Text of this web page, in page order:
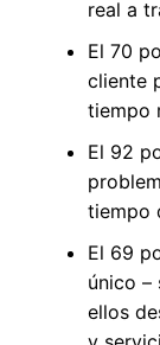
real a
El 70
cliente
tiempo
El 92
tiempo
El 69
único –
ellos